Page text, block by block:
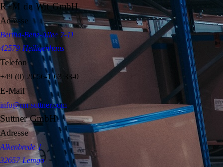
R+M de Wit GmbH
Adresse
Bertha-Benz-Allee 7-11
42579 Heiligenhaus
Telefon
+49 (0) 20 56-1 63 33-0
E-Mail
info@rm-suttner.com
Suttner GmbH
Adresse
Alkenbrede 1
32657 Lemgo